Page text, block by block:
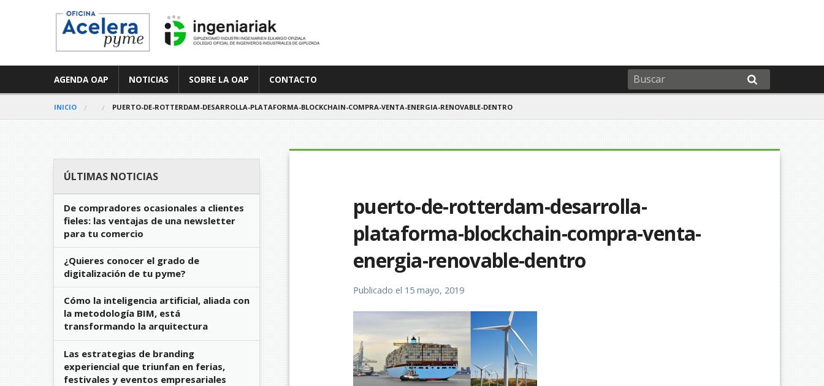
AGENDA OAP NOTICIAS SOBRE LA OAP CONTACTO
INICIO PUERTO-DE-ROTTERDAM-DESARROLLA-PLATAFORMA-BLOCKCHAIN-COMPRA-VENTA-ENERGIA-RENOVABLE-DENTRO
puerto-de-rotterdam-desarrolla-
plataforma-blockchain-compra-venta-
energia-renovable-dentro
Publicado el 15 mayo, 2019
ÚLTIMAS NOTICIAS
De compradores ocasionales a clientes
fieles: las ventajas de una newsletter
para tu comercio
¿Quieres conocer el grado de
digitalización de tu pyme?
Cómo la inteligencia artificial, aliada con
la metodología BIM, está
transformando la arquitectura
Las estrategias de branding
experiencial que triunfan en ferias,
festivales y eventos empresariales